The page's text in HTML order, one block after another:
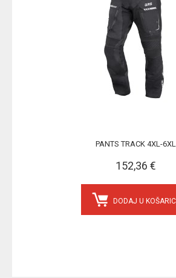
PANTS TRACK 4XL-6XL
152,36 €
DODAJ U